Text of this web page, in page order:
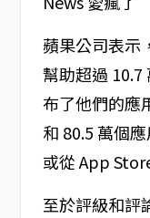
蘋果公司表示
幫助超過
布了他們的應
和 80.5 萬個
或從 App
至於評級和評